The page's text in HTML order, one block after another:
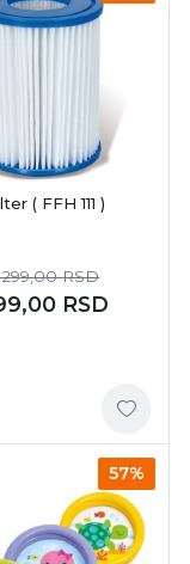
( FFH 111 )
RSD
RSD
57%